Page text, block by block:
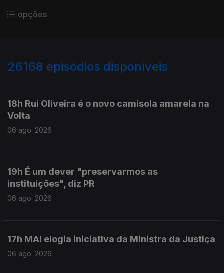
opções
26168 episódios disponíveis
18h Rui Oliveira é o novo camisola amarela na
Volta
06 ago. 2026
19h É um dever "preservarmos as
instituições", diz PR
06 ago. 2026
17h MAI elogia iniciativa da Ministra da Justiça
06 ago. 2026